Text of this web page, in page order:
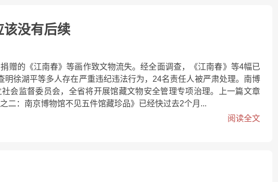
该没有后续
赠的《江南春》等画作致文物流失。经全面调查，《江南春》等4幅已
明徐湖平等多人存在严重违纪违法行为，24名责任人被严肃处理。南博
会监督委员会，全省将开展馆藏文物安全管理专项治理。上一篇文章
二：南京博物馆不见五件馆藏珍品》已经快过去2个月...
阅读全文